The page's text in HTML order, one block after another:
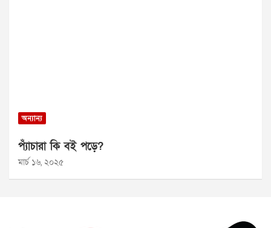
অন্যান্য
প্যাঁচারা কি বই পড়ে?
মার্চ ১৬, ২০২৫